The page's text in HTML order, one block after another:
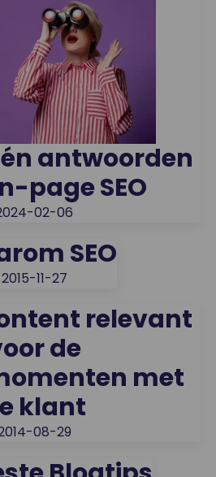
antwoorden
page SEO
02-06
SEO
2015-11-27
relevant
de
met
klant
08-29